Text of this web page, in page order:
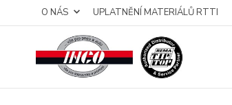
O NÁS UPLATNĚNÍ MATERIÁLŮ RTTI